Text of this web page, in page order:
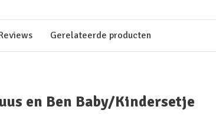
Gerelateerde producten
en Ben Baby/Kindersetje